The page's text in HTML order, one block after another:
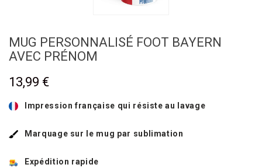
MUG PERSONNALISÉ FOOT BAYERN
AVEC PRÉNOM
13,99 €
Impression française qui résiste au lavage
Marquage sur le mug par sublimation
Expédition rapide